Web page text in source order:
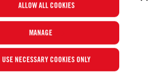
ALLOW ALL COOKIES
MANAGE
USE NECESSARY COOKIES ONLY
Populære oppskrifter